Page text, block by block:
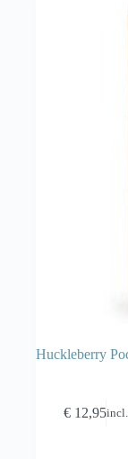
Huckleberry
€ 12,95